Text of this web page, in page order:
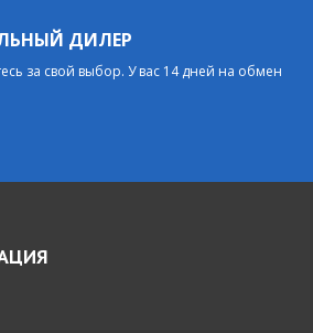
ДИЛЕР
за свой выбор. У вас 14 дней на обмен